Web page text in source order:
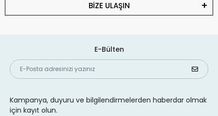
BİZE ULAŞIN
E-Bülten
Kampanya, duyuru ve bilgilendirmelerden haberdar olmak
için kayıt olun.